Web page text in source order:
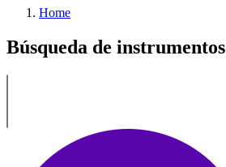
Home
Búsqueda de instrumentos